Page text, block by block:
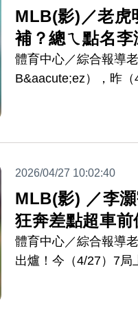
MLB(影)／老虎
補？總ㄟ點名李
體育中心／綜合報導
B&aacute;ez），昨
2026/04/27 10:02:40
MLB(影) ／李
狂奔差點超車前
體育中心／綜合報導
出爐！今（4/27）7局